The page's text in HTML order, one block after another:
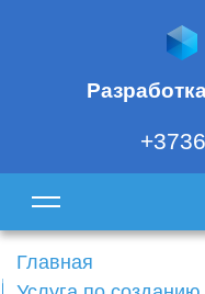
Главная